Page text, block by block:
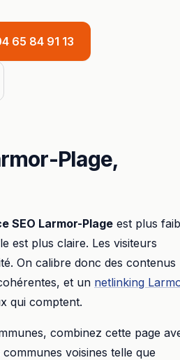
65 84 91 13
Plage,
SEO Larmor-Plage est plus
est plus claire. Les visiteurs
On calibre donc des contenus
et un netlinking
qui comptent.
combinez cette page
communes voisines telle que